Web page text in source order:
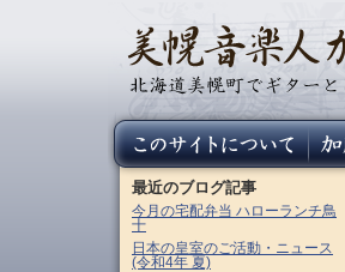
最近のブログ記事
今月の宅配弁当 ハローランチ鳥
十
日本の皇室のご活動・ニュース
(令和4年 夏)